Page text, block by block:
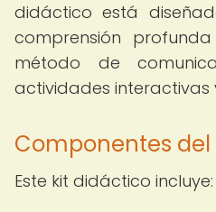
didáctico está
comprensión
método de
actividades interactivas
Componentes
Este kit didáctico incluye: